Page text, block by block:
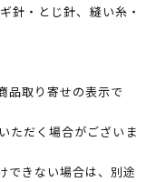
針・とじ針、縫い糸・
品取り寄せの表示で
ただく場合がございま
できない場合は、別途